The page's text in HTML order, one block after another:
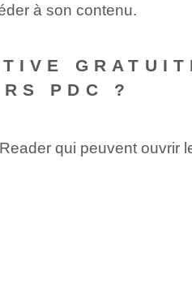
à son contenu.
PDC ?
qui peuvent ouvrir